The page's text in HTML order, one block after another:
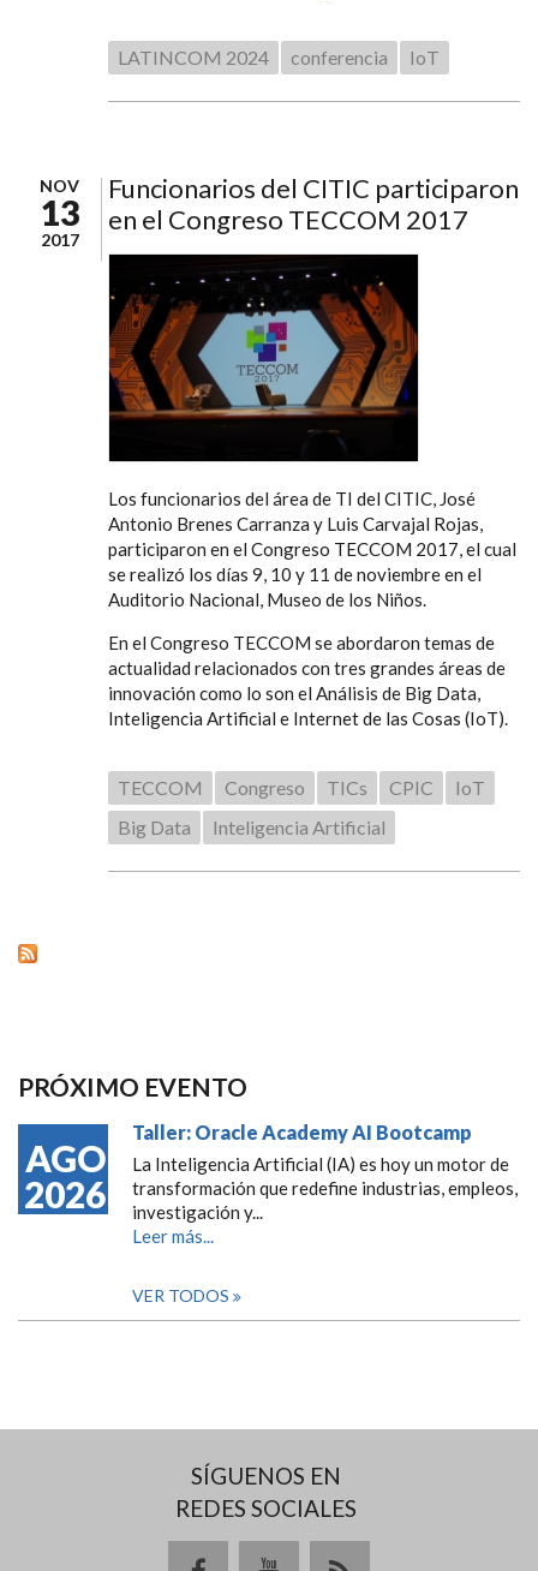
LATINCOM 2024 conferencia IoT
NOV
13
2017
Funcionarios del CITIC participaron
en el Congreso TECCOM 2017
Los funcionarios del área de TI del CITIC, José
Antonio Brenes Carranza y Luis Carvajal Rojas,
participaron en el Congreso TECCOM 2017, el cual
se realizó los días 9, 10 y 11 de noviembre en el
Auditorio Nacional, Museo de los Niños.
En el Congreso TECCOM se abordaron temas de
actualidad relacionados con tres grandes áreas de
innovación como lo son el Análisis de Big Data,
Inteligencia Artificial e Internet de las Cosas (IoT).
TECCOM Congreso TICs CPIC
IoT
Big Data
Inteligencia Artificial
PRÓXIMO EVENTO
AGO
2026
Taller: Oracle Academy AI Bootcamp
La Inteligencia Artificial (IA) es hoy un motor de
transformación que redefine industrias, empleos,
investigación y...
Leer más...
VER TODOS
SÍGUENOS EN
REDES SOCIALES